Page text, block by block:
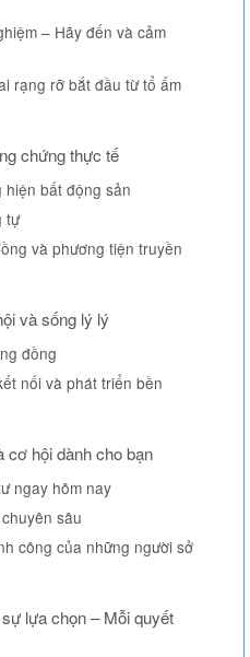
– Hãy đến và cảm
rạng rỡ bắt đầu từ tổ ấm
chứng thực tế
bất động sản
tự
và phương tiện truyền
và sống lý lý
đồng
nối và phát triển bền
cơ hội dành cho bạn
ngay hôm nay
sâu
công của những người sở
lựa chọn – Mỗi quyết